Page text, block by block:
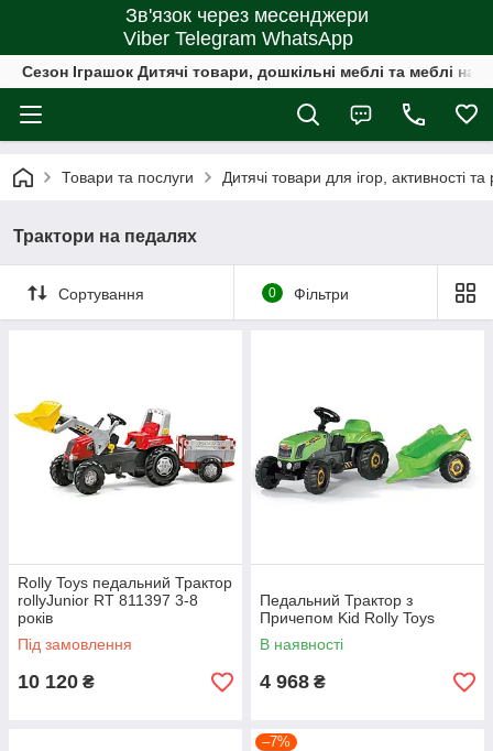
Зв'язок через месенджери
Viber Telegram WhatsApp
Сезон Іграшок Дитячі товари, дошкільні меблі та меблі на
Товари та послуги Дитячі товари для ігор, активності та
Трактори на педалях
Сортування 0 Фільтри
Rolly Toys педальний Трактор
rollyJunior RT 811397 3-8
років
Під замовлення
10 120 ₴
Педальний Трактор з
Причепом Kid Rolly Toys
В наявності
4 968 ₴
–7%